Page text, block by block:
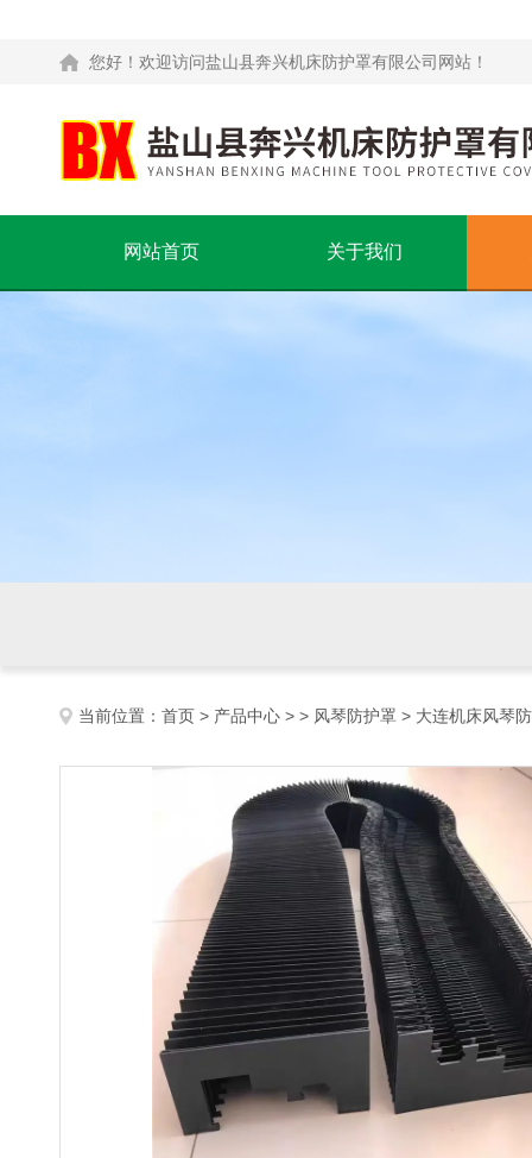
您好！欢迎访问盐山县奔兴机床防护罩有限公司网站！
网站首页 关于我们
当前位置： 首页 > 产品中心 > > 风琴防护罩 > 大连机床风琴